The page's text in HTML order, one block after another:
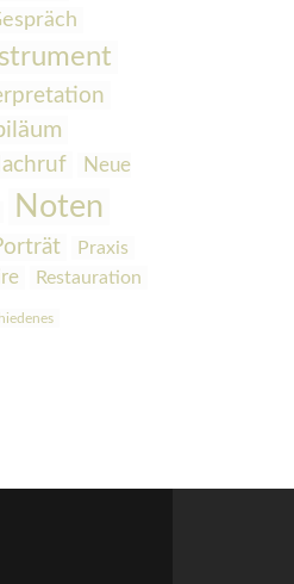
Neue
Noten
Praxis
Restauration